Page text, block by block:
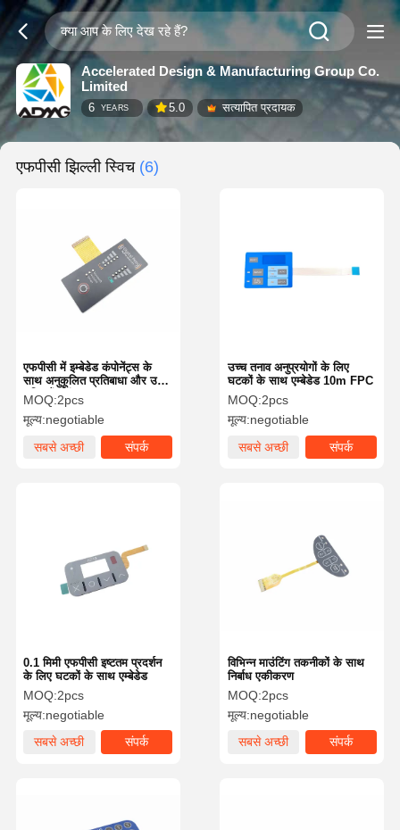
Accelerated Design & Manufacturing Group Co.
Limited
6 YEARS 5.0 सत्यापित प्रदायक
एफपीसी झिल्ली स्विच (6)
एफपीसी में इम्बेडेड कंपोनेंट्स के
साथ अनुकूलित प्रतिबाधा और उच्च
शक्ति हैंडलिंग
MOQ:2pcs
मूल्य:negotiable
सबसे अच्छी
संपर्क
उच्च तनाव अनुप्रयोगों के लिए
घटकों के साथ एम्बेडेड 10m FPC
MOQ:2pcs
मूल्य:negotiable
सबसे अच्छी
संपर्क
0.1 मिमी एफपीसी इष्टतम प्रदर्शन
के लिए घटकों के साथ एम्बेडेड
MOQ:2pcs
मूल्य:negotiable
सबसे अच्छी
संपर्क
विभिन्न माउंटिंग तकनीकों के साथ
निर्बाध एकीकरण
MOQ:2pcs
मूल्य:negotiable
सबसे अच्छी
संपर्क